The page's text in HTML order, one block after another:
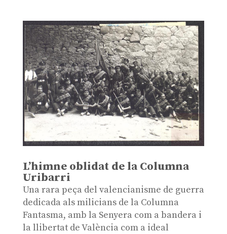
L’himne oblidat de la Columna
Uribarri
Una rara peça del valencianisme de guerra
dedicada als milicians de la Columna
Fantasma, amb la Senyera com a bandera i
la llibertat de València com a ideal